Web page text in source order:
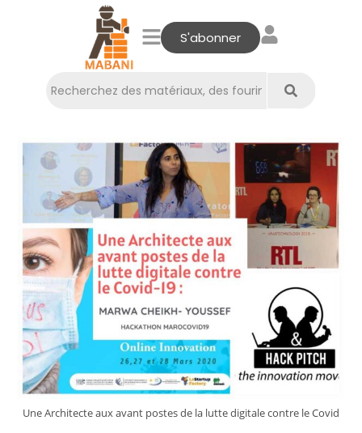
S'abonner
Une Architecte aux avant postes de la lutte digitale contre le Covid